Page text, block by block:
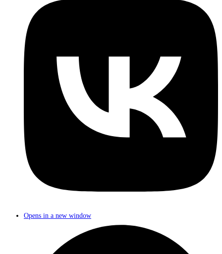
Opens in a new window